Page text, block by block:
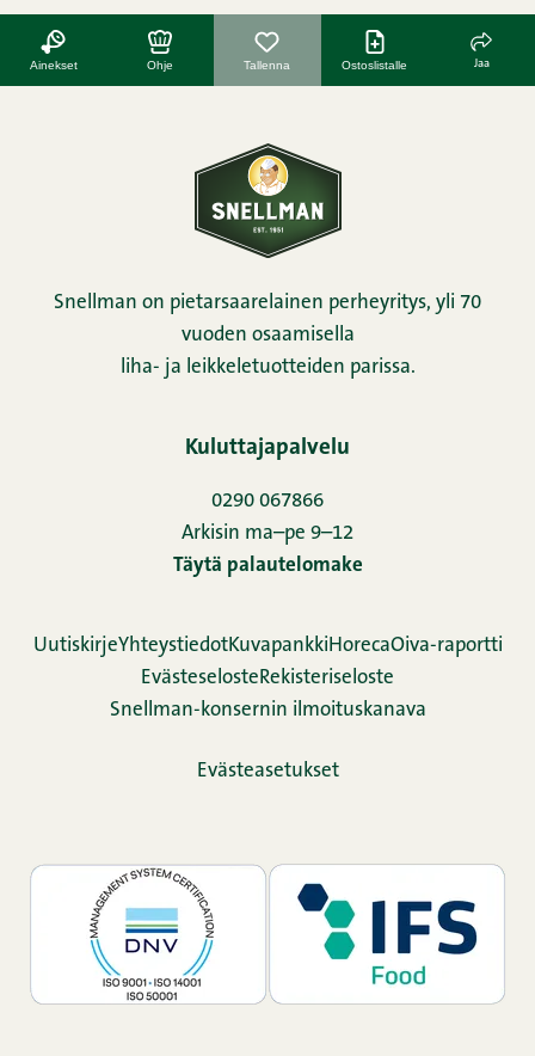
Ainekset Ohje Tallenna Ostoslistalle Jaa
Snellman on pietarsaarelainen perheyritys, yli 70
vuoden osaamisella
liha- ja leikkeletuotteiden parissa.
Kuluttajapalvelu
0290 067866
Arkisin ma–pe 9–12
Täytä palautelomake
UutiskirjeYhteystiedotKuvapankki HorecaOiva-raportti
Evästeseloste Rekisteriseloste
Snellman-konsernin ilmoituskanava
Evästeasetukset